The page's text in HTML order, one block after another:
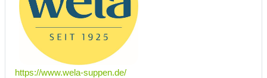
https://www.wela-suppen.de/